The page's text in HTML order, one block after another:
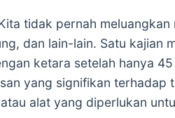
tidak pernah
dan lain-lain. Satu kajian
ketara setelah hanya
yang signifikan terhadap
alat yang diperlukan